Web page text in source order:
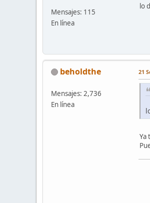
Mensajes: 115
En línea
lo
beholdthe
Mensajes: 2,736
En línea
21
Ya